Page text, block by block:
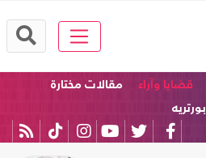
قضايا وآراء
مقالات مختارة
بورتريه